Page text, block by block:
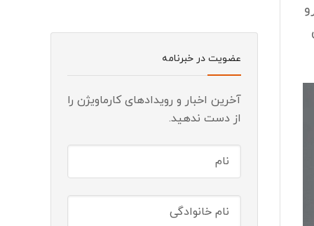
عضویت در خبرنامه
آخرین اخبار و رویدادهای کارماویژن را
از دست ندهید.